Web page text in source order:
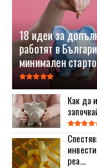
18 идеи за
работят в
минимален
Как да
реа...